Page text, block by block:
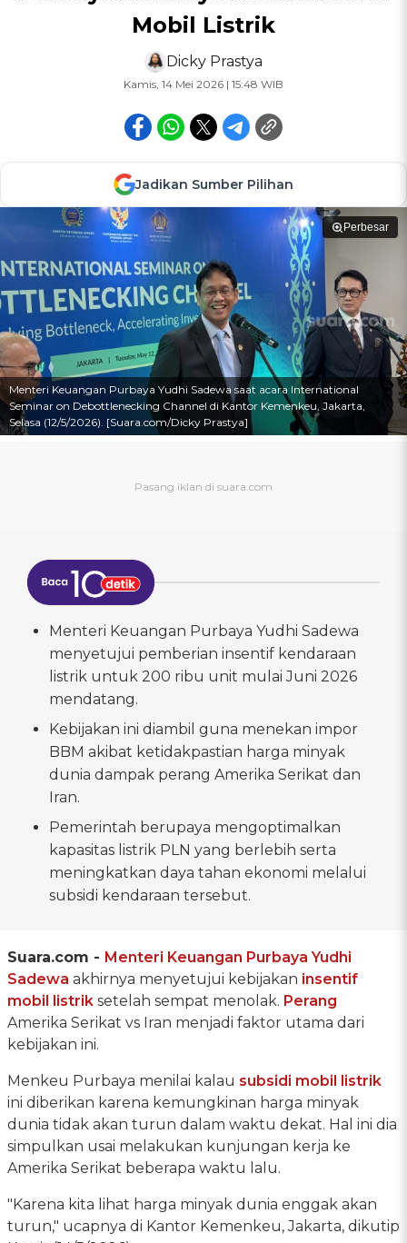
Mobil Listrik
Dicky Prastya
Kamis, 14 Mei 2026 | 15:48 WIB
Jadikan Sumber Pilihan
Perbesar
Menteri Keuangan Purbaya Yudhi Sadewa saat acara International
Seminar on Debottlenecking Channel di Kantor Kemenkeu, Jakarta,
Selasa (12/5/2026). [Suara.com/Dicky Prastya]
Menteri Keuangan Purbaya Yudhi Sadewa
menyetujui pemberian insentif kendaraan
listrik untuk 200 ribu unit mulai Juni 2026
mendatang.
Kebijakan ini diambil guna menekan impor
BBM akibat ketidakpastian harga minyak
dunia dampak perang Amerika Serikat dan
Iran.
Pemerintah berupaya mengoptimalkan
kapasitas listrik PLN yang berlebih serta
meningkatkan daya tahan ekonomi melalui
subsidi kendaraan tersebut.
Suara.com - Menteri Keuangan Purbaya Yudhi
Sadewa akhirnya menyetujui kebijakan insentif
mobil listrik setelah sempat menolak. Perang
Amerika Serikat vs Iran menjadi faktor utama dari
kebijakan ini.
Menkeu Purbaya menilai kalau subsidi mobil listrik
ini diberikan karena kemungkinan harga minyak
dunia tidak akan turun dalam waktu dekat. Hal ini dia
simpulkan usai melakukan kunjungan kerja ke
Amerika Serikat beberapa waktu lalu.
"Karena kita lihat harga minyak dunia enggak akan
turun," ucapnya di Kantor Kemenkeu, Jakarta, dikutip